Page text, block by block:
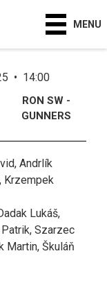
MENU
• 14:00
RON SW -
GUNNERS
Andrlík
Krzempek
Lukáš,
Szarzec
Martin, Škuláň